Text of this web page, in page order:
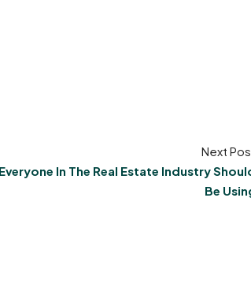
Next
In The Real Estate Industry
Be